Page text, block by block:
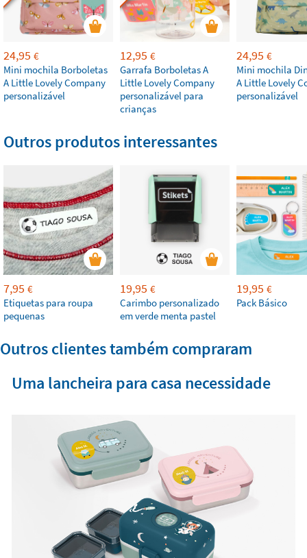
24,95 €
Mini mochila Borboletas
A Little Lovely Company
personalizável
12,95 €
Garrafa Borboletas A
Little Lovely Company
personalizável para
crianças
24,95 €
Mini mochila
A Little Lovely
personalizável
Outros produtos interessantes
7,95 €
Etiquetas para roupa
pequenas
19,95 €
Carimbo personalizado
em verde menta pastel
19,95 €
Pack Básico
Outros clientes também compraram
Uma lancheira para casa necessidade